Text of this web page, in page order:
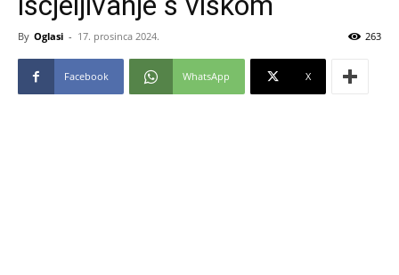
By Oglasi - 17. prosinca 2024. 263
Facebook WhatsApp X